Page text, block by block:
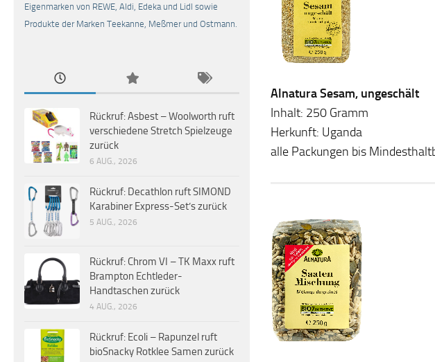
Alnatura Sesam, ungeschält
Inhalt: 250 Gramm
Herkunft: Uganda
alle Packungen bis
Eigenmarken von REWE, Aldi, Edeka und Lidl sowie
Produkte der Marken Teekanne, Meßmer und Ostmann.
Rückruf: Asbest – Woolworth ruft
verschiedene Stretch Spielzeuge
zurück
6 AUG., 2026
Rückruf: Decathlon ruft SIMOND
Karabiner Express-Set’s zurück
5 AUG., 2026
Rückruf: Chrom VI – TK Maxx ruft
Brampton Echtleder-
Handtaschen zurück
4 AUG., 2026
Rückruf: Ecoli – Rapunzel ruft
bioSnacky Rotklee Samen zurück